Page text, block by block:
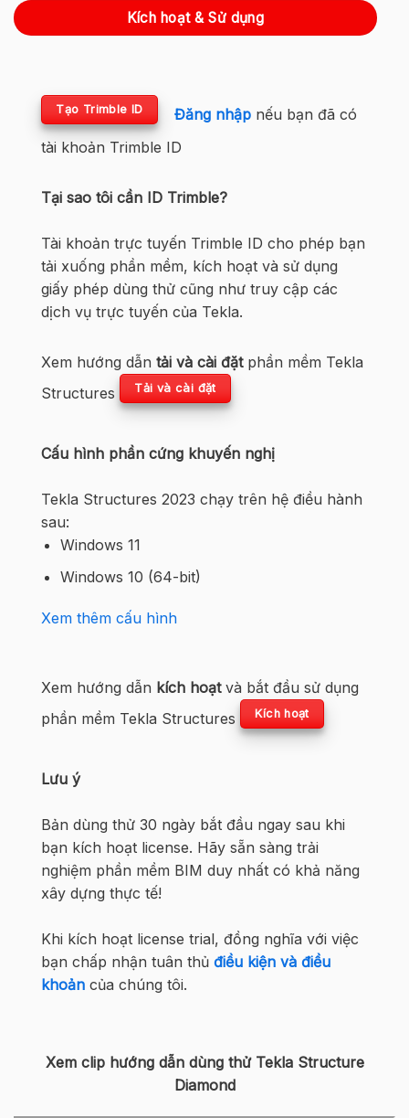
Kích hoạt & Sử dụng
Tạo Trimble ID Đăng nhậpnếu bạn đã có
tài khoản Trimble ID
Tại sao tôi cần ID Trimble?
Tài khoản trực tuyến Trimble ID cho phép bạn
tải xuống phần mềm, kích hoạt và sử dụng
giấy phép dùng thử cũng như truy cập các
dịch vụ trực tuyến của Tekla.
Xem hướng dẫn tải và cài đặt phần mềm Tekla
Structures
Tải và cài đặt
Cấu hình phần cứng khuyến nghị
Tekla Structures 2023 chạy trên hệ điều hành
sau:
Windows 11
Windows 10 (64-bit)
Xem thêm cấu hình
Xem hướng dẫn kích hoạt và bắt đầu sử dụng
phần mềm Tekla Structures
Kích hoạt
Lưu ý
Bản dùng thử 30 ngày bắt đầu ngay sau khi
bạn kích hoạt license. Hãy sẵn sàng trải
nghiệm phần mềm BIM duy nhất có khả năng
xây dựng thực tế!
Khi kích hoạt license trial, đồng nghĩa với việc
bạn chấp nhận tuân thủ điều kiện và điều
khoản của chúng tôi.
Xem clip hướng dẫn dùng thử Tekla Structure
Diamond